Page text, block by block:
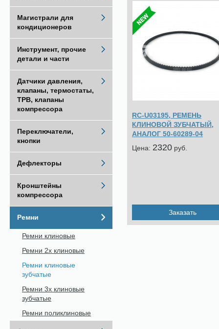
RC-U03195, РЕМЕНЬ
КЛИНОВОЙ ЗУБЧАТЫЙ,
АНАЛОГ 50-60289-04
Цена: 2320 pуб.
Заказать
Магистрали для
кондиционеров
Инструмент, прочие
детали и части
Датчики давления,
клапаны, термостаты,
ТРВ, клапаны
компрессора
Переключатели,
кнопки
Дефлекторы
Кронштейны
компрессора
Ремни
Ремни клиновые
Ремни 2х клиновые
Ремни клиновые
зубчатые
Ремни 3х клиновые
зубчатые
Ремни поликлиновые